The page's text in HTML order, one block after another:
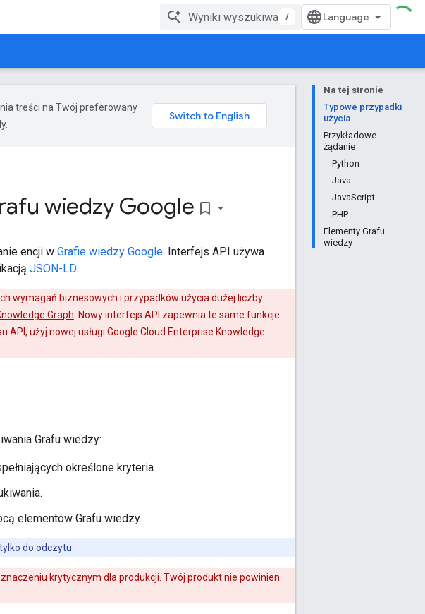
/
Na tej stronie
Typowe przypadki
użycia
Przykładowe
żądanie
Python
Java
JavaScript
PHP
Elementy Grafu
wiedzy
treści na Twój preferowany
wiedzy Google bookmark_border
encji w Grafie wiedzy Google. Interfejs API używa
JSON-LD.
wymagań biznesowych i przypadków użycia dużej liczby
Graph . Nowy interfejs API zapewnia te same funkcje
użyj nowej usługi Google Cloud Enterprise Knowledge
Grafu wiedzy:
określone kryteria.
elementów Grafu wiedzy.
do odczytu.
krytycznym dla produkcji. Twój produkt nie powinien